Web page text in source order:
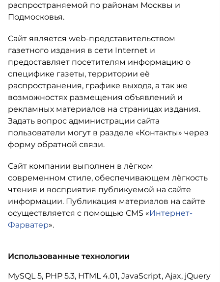
распространяемой по районам Москвы и
Подмосковья.
Сайт является web-представительством
газетного издания в сети Internet и
предоставляет посетителям информацию о
специфике газеты, территории её
распространения, графике выхода, а так же
возможностях размещения объявлений и
рекламных материалов на страницах издания.
Задать вопрос администрации сайта
пользователи могут в разделе «Контакты» через
форму обратной связи.
Сайт компании выполнен в лёгком
современном стиле, обеспечивающем лёгкость
чтения и восприятия публикуемой на сайте
информации. Публикация материалов на сайте
осуществляется с помощью CMS «Интернет-
Фарватер».
Использованные технологии
MySQL 5, PHP 5.3, HTML 4.01, JavaScript, Ajax, jQuery